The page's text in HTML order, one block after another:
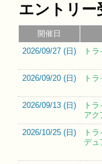
エントリー
開催日
2026/09/27 (日 ) ト
2026/09/20 (日 ) ト
2026/09/13 (日 )
ト
アク
2026/10/25 (日 )
ト
デュ